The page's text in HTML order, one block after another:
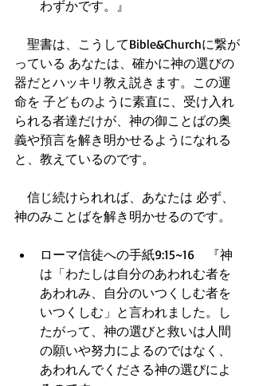
わずかです。』
聖書は、こうしてBible&Churchに繋が
っている あなたは、確かに神の選びの
器だとハッキリ教え説きます。この運
命を 子どものように素直に、受け入れ
られる者達だけが、神の御ことばの奥
義や預言を解き明かせるようになれる
と、教えているのです。
信じ続けられれば、あなたは 必ず、
神のみことばを解き明かせるのです。
ローマ信徒への手紙9:15~16　『神
は「わたしは自分のあわれむ者を
あわれみ、自分のいつくしむ者を
いつくしむ」と言われました。し
たがって、神の選びと救いは人間
の願いや努力によるのではなく、
あわれんでくださる神の選びによ